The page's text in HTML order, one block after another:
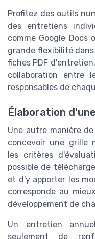
Profitez des outils
des entretiens
comme Google Docs
grande flexibilité
fiches PDF
collaboration entre
responsables de
Élaboration
Une autre manière
concevoir une grille
les critères
possible de
et d'y apporter les
corresponde au
développement de
Un entretien
seulement de